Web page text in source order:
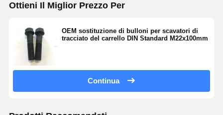
Ottieni Il Miglior Prezzo Per
OEM sostituzione di bulloni per scavatori di
tracciato del carrello DIN Standard M22x100mm
Continua